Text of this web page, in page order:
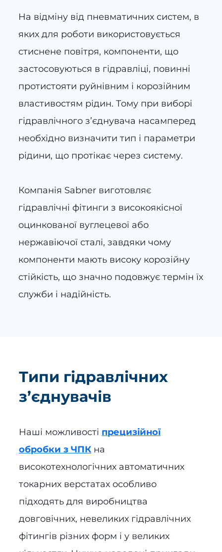
На відміну від пневматичних систем, в
яких для роботи використовується
стиснене повітря, компоненти, що
застосовуються в гідравліці, повинні
протистояти руйнівним і корозійним
властивостям рідин. Тому при виборі
гідравлічного з’єднувача насамперед
необхідно визначити тип і параметри
рідини, що протікає через систему.
Компанія Sabner виготовляє
гідравлічні фітинги з високоякісної
оцинкованої вуглецевої або
нержавіючої сталі, завдяки чому
компоненти мають високу корозійну
стійкість, що значно подовжує термін їх
служби і надійність.
Типи гідравлічних
з’єднувачів
Наші можливості прецизійної
обробки з ЧПК на
високотехнологічних автоматичних
токарних верстатах особливо
підходять для виробництва
довговічних, невеликих гідравлічних
фітингів різних форм і у великих